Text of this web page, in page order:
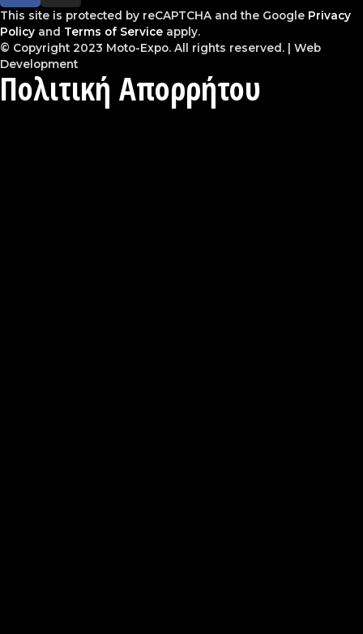
This site is protected by reCAPTCHA and the Google Privacy
Policy and Terms of Service apply.
© Copyright 2023 Moto-Expo. All rights reserved. | Web
Development
Πολιτική Απορρήτου